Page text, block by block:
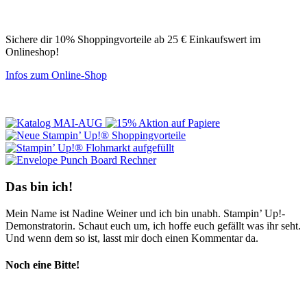
Sichere dir 10% Shoppingvorteile ab 25 € Einkaufswert im
Onlineshop!
Infos zum Online-Shop
Das bin ich!
Mein Name ist Nadine Weiner und ich bin unabh. Stampin’ Up!-
Demonstratorin. Schaut euch um, ich hoffe euch gefällt was ihr seht.
Und wenn dem so ist, lasst mir doch einen Kommentar da.
Noch eine Bitte!